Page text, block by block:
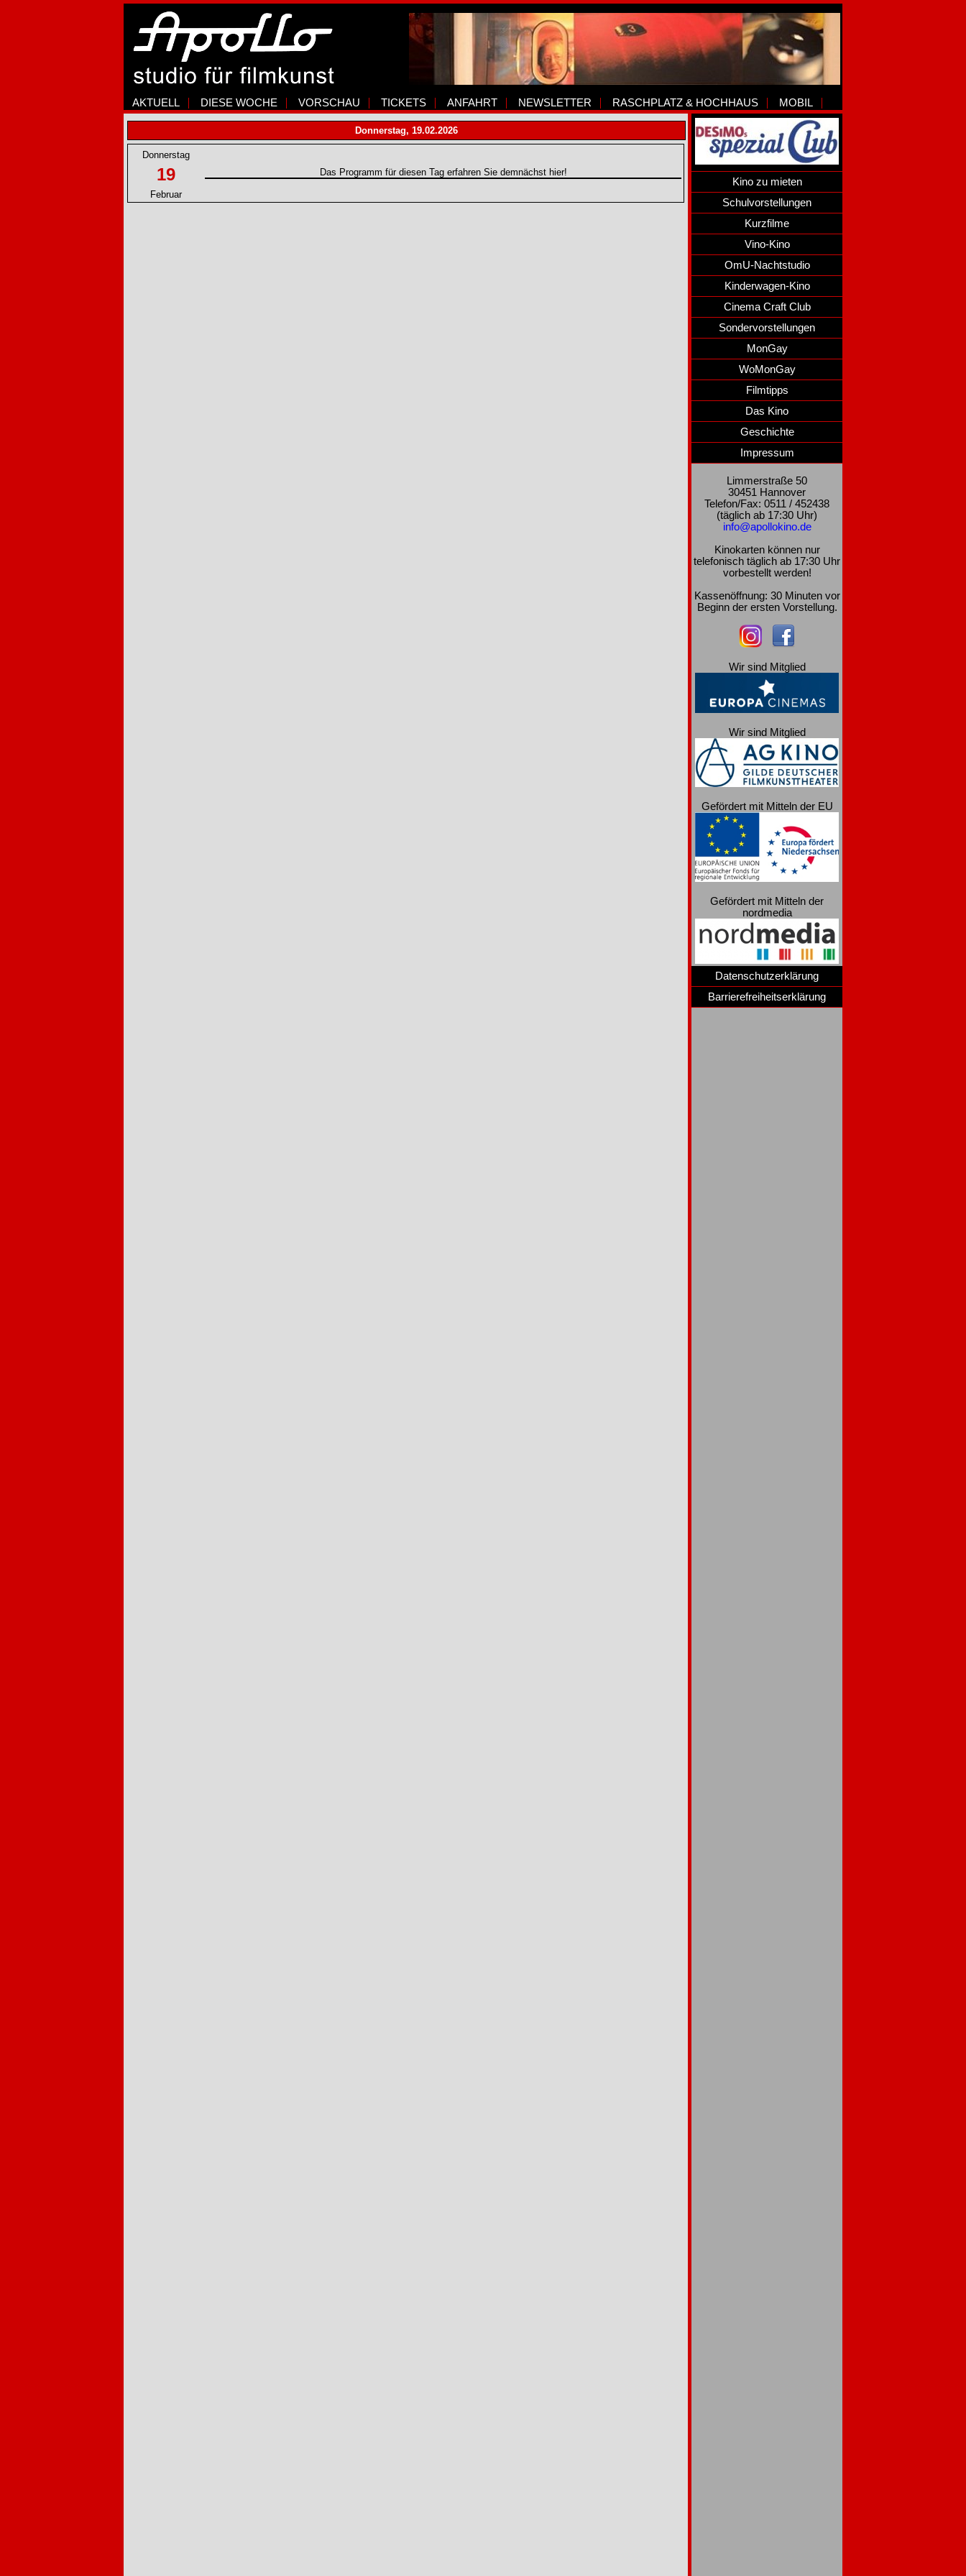
AKTUELL DIESE WOCHE VORSCHAU TICKETS ANFAHRT NEWSLETTER RASCHPLATZ & HOCHHAUS MOBIL
Kino zu mieten
Schulvorstellungen
Kurzfilme
Vino-Kino
OmU-Nachtstudio
Kinderwagen-Kino
Cinema Craft Club
Sondervorstellungen
MonGay
WoMonGay
Filmtipps
Das Kino
Geschichte
Impressum
Limmerstraße 50
30451 Hannover
Telefon/Fax: 0511 / 452438
(täglich ab 17:30 Uhr)
info@apollokino.de
Kinokarten können nur
telefonisch täglich ab 17:30 Uhr
vorbestellt werden!
Kassenöffnung: 30 Minuten vor
Beginn der ersten Vorstellung.
Wir sind Mitglied
Wir sind Mitglied
Gefördert mit Mitteln der EU
Gefördert mit Mitteln der
nordmedia
Datenschutzerklärung
Barrierefreiheitserklärung
Donnerstag, 19.02.2026
Donnerstag
19
Februar
Das Programm für diesen Tag erfahren Sie demnächst hier!